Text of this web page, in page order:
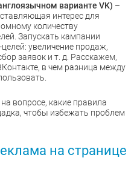
варианте VK) –
интерес для
количеству
Запускать кампании
увеличение продаж,
заявок и т. д. Расскажем,
в чем разница между
вопросе, какие правила
чтобы избежать проблем
на странице